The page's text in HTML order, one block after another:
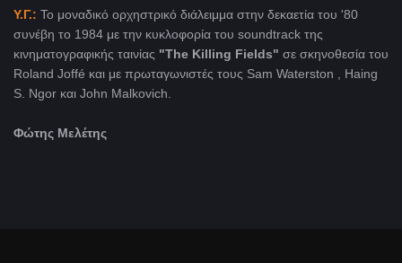
Υ.Γ.: Το μοναδικό ορχηστρικό διάλειμμα στην δεκαετία του '80
συνέβη το 1984 με την κυκλοφορία του soundtrack της
κινηματογραφικής ταινίας "The Killing Fields" σε σκηνοθεσία του
Roland Joffé και με πρωταγωνιστές τους Sam Waterston , Haing
S. Ngor και John Malkovich.
Φώτης Μελέτης